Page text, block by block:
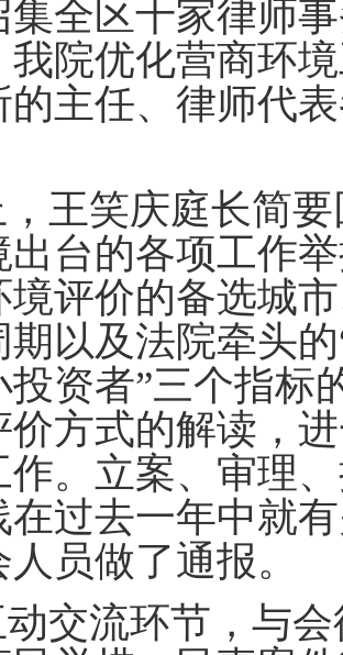
集全区十家律师
我院优化营商环
的主任、律师代
王笑庆庭长简
出台的各项工作
境评价的备选城
以及法院牵头
投资者”三个指标
价方式的解读，
作。立案、审理
在过去一年中就
员做了通报。
交流环节，与